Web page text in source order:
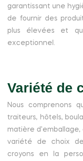
garantissant une
de fournir des
plus élevées et
exceptionnel.
Variété de
Nous comprenons
traiteurs, hôtels,
matière d'emballage,
variété de choix
croyons en la